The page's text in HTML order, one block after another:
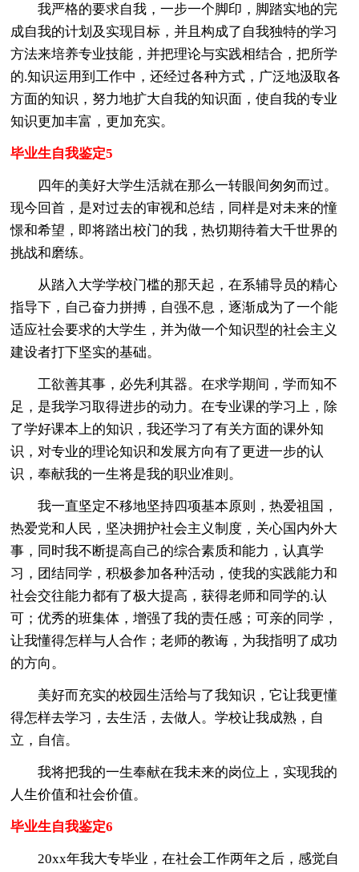
我严格的要求自我，一步一个脚印，脚踏实地的完
成自我的计划及实现目标，并且构成了自我独特的学习
方法来培养专业技能，并把理论与实践相结合，把所学
的.知识运用到工作中，还经过各种方式，广泛地汲取各
方面的知识，努力地扩大自我的知识面，使自我的专业
知识更加丰富，更加充实。
毕业生自我鉴定5
四年的美好大学生活就在那么一转眼间匆匆而过。
现今回首，是对过去的审视和总结，同样是对未来的憧
憬和希望，即将踏出校门的我，热切期待着大千世界的
挑战和磨练。
从踏入大学学校门槛的那天起，在系辅导员的精心
指导下，自己奋力拼搏，自强不息，逐渐成为了一个能
适应社会要求的大学生，并为做一个知识型的社会主义
建设者打下坚实的基础。
工欲善其事，必先利其器。在求学期间，学而知不
足，是我学习取得进步的动力。在专业课的学习上，除
了学好课本上的知识，我还学习了有关方面的课外知
识，对专业的理论知识和发展方向有了更进一步的认
识，奉献我的一生将是我的职业准则。
我一直坚定不移地坚持四项基本原则，热爱祖国，
热爱党和人民，坚决拥护社会主义制度，关心国内外大
事，同时我不断提高自己的综合素质和能力，认真学
习，团结同学，积极参加各种活动，使我的实践能力和
社会交往能力都有了极大提高，获得老师和同学的.认
可；优秀的班集体，增强了我的责任感；可亲的同学，
让我懂得怎样与人合作；老师的教诲，为我指明了成功
的方向。
美好而充实的校园生活给与了我知识，它让我更懂
得怎样去学习，去生活，去做人。学校让我成熟，自
立，自信。
我将把我的一生奉献在我未来的岗位上，实现我的
人生价值和社会价值。
毕业生自我鉴定6
20xx年我大专毕业，在社会工作两年之后，感觉自